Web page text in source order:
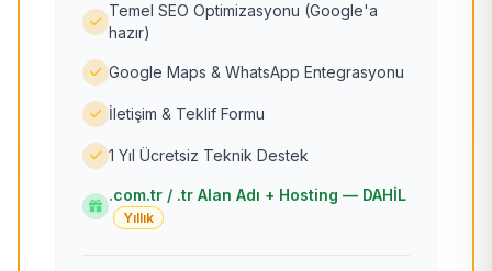
Temel SEO Optimizasyonu (Google'a
hazır)
Google Maps & WhatsApp Entegrasyonu
İletişim & Teklif Formu
1 Yıl Ücretsiz Teknik Destek
.com.tr / .tr Alan Adı + Hosting — DAHİL
Yıllık